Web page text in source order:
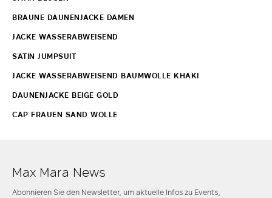
BRAUNE DAUNENJACKE DAMEN
JACKE WASSERABWEISEND
SATIN JUMPSUIT
JACKE WASSERABWEISEND BAUMWOLLE KHAKI
DAUNENJACKE BEIGE GOLD
CAP FRAUEN SAND WOLLE
Max Mara News
Abonnieren Sie den Newsletter, um aktuelle Infos zu Events,